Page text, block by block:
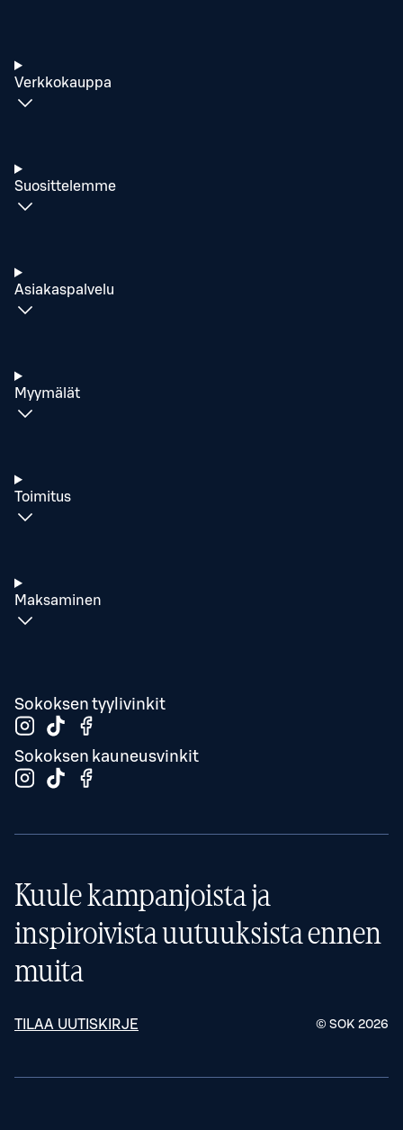
Verkkokauppa
Suosittelemme
Asiakaspalvelu
Myymälät
Toimitus
Maksaminen
Sokoksen tyylivinkit
Sokoksen kauneusvinkit
Kuule kampanjoista ja
inspiroivista uutuuksista ennen
muita
TILAA UUTISKIRJE © SOK 2026